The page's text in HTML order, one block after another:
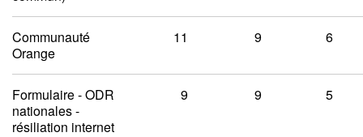
Communauté
Orange
11 9 6
Formulaire - ODR
nationales -
résiliation internet
9 9 5